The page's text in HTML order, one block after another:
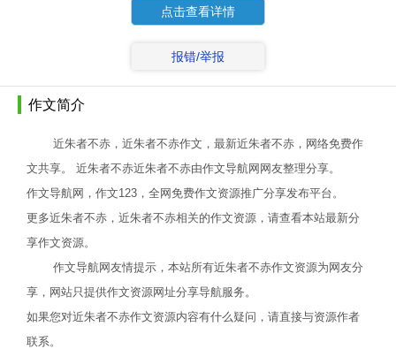
点击查看详情
报错/举报
作文简介
近朱者不赤，近朱者不赤作文，最新近朱者不赤，网络免费作
文共享。 近朱者不赤近朱者不赤由作文导航网网友整理分享。
作文导航网，作文123，全网免费作文资源推广分享发布平台。
更多近朱者不赤，近朱者不赤相关的作文资源，请查看本站最新分
享作文资源。
作文导航网友情提示，本站所有近朱者不赤作文资源为网友分
享，网站只提供作文资源网址分享导航服务。
如果您对近朱者不赤作文资源内容有什么疑问，请直接与资源作者
联系。